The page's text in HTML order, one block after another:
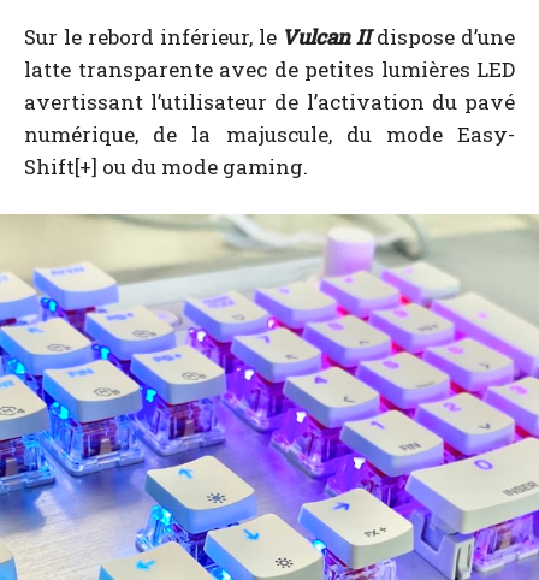
Sur le rebord inférieur, le Vulcan IIdispose d’une
latte transparente avec de petites lumières LED
avertissant l’utilisateur de l’activation du pavé
numérique, de la majuscule, du mode Easy-
Shift[+] ou du mode gaming.